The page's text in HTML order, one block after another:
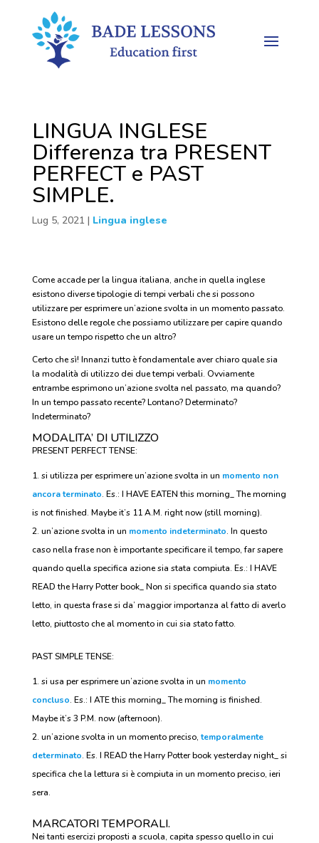
LINGUA INGLESE
Differenza tra PRESENT
PERFECT e PAST
SIMPLE.
Lug 5, 2021 | Lingua inglese
Come accade per la lingua italiana, anche in quella inglese
esistono diverse tipologie di tempi verbali che si possono
utilizzare per esprimere un’azione svolta in un momento passato.
Esistono delle regole che possiamo utilizzare per capire quando
usare un tempo rispetto che un altro?
Certo che sì! Innanzi tutto è fondamentale aver chiaro quale sia
la modalità di utilizzo dei due tempi verbali. Ovviamente
entrambe esprimono un’azione svolta nel passato, ma quando?
In un tempo passato recente? Lontano? Determinato?
Indeterminato?
MODALITA’ DI UTILIZZO
PRESENT PERFECT TENSE:
si utilizza per esprimere un’azione svolta in un momento non
ancora terminato. Es.: I HAVE EATEN this morning_ The morning
is not finished. Maybe it’s 11 A.M. right now (still morning).
un’azione svolta in un momento indeterminato. In questo
caso nella frase non è importante specificare il tempo, far sapere
quando quella specifica azione sia stata compiuta. Es.: I HAVE
READ the Harry Potter book_ Non si specifica quando sia stato
letto, in questa frase si da’ maggior importanza al fatto di averlo
letto, piuttosto che al momento in cui sia stato fatto.
PAST SIMPLE TENSE:
si usa per esprimere un’azione svolta in un momento
concluso. Es.: I ATE this morning_ The morning is finished.
Maybe it’s 3 P.M. now (afternoon).
un’azione svolta in un momento preciso,temporalmente
determinato. Es. I READ the Harry Potter book yesterday night_ si
specifica che la lettura si è compiuta in un momento preciso, ieri
sera.
MARCATORI TEMPORALI.
Nei tanti esercizi proposti a scuola, capita spesso quello in cui